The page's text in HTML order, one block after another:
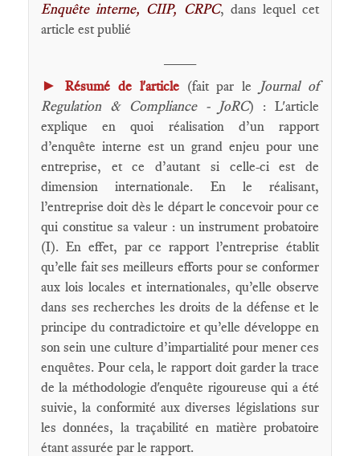
Enquête interne, CIIP, CRPC, dans lequel cet
article est publié
► Résumé de l'article (fait par le Journal of
Regulation & Compliance - JoRC) : L'article
explique en quoi réalisation d’un rapport
d’enquête interne est un grand enjeu pour une
entreprise, et ce d’autant si celle-ci est de
dimension internationale. En le réalisant,
l’entreprise doit dès le départ le concevoir pour ce
qui constitue sa valeur : un instrument probatoire
(I). En effet, par ce rapport l’entreprise établit
qu’elle fait ses meilleurs efforts pour se conformer
aux lois locales et internationales, qu’elle observe
dans ses recherches les droits de la défense et le
principe du contradictoire et qu’elle développe en
son sein une culture d’impartialité pour mener ces
enquêtes. Pour cela, le rapport doit garder la trace
de la méthodologie d'enquête rigoureuse qui a été
suivie, la conformité aux diverses législations sur
les données, la traçabilité en matière probatoire
étant assurée par le rapport.